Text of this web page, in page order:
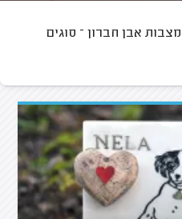
אבן חברון – סוגים